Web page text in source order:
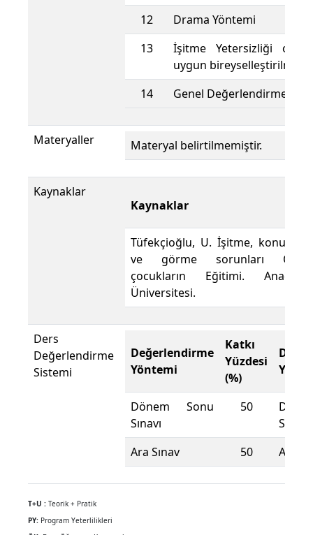
12
Drama Yöntemi
13
İşitme Yetersizliği olan
uygun bireyselleştirilmiş
14
Genel Değerlendirme
Materyaller Materyal belirtilmemiştir.
Kaynaklar
Kaynaklar
Tüfekçioğlu, U. İşitme, konuşma
ve görme sorunları Olan
çocukların Eğitimi. Anadolu
Üniversitesi.
Ders
Değerlendirme
Sistemi
Değerlendirme
Yöntemi
Katkı
Yüzdesi
(%)
Dönem Sonu
Sınavı
50
Sınavı
Ara Sınav
50 Ara
T+U : Teorik + Pratik
PY: Program Yeterlilikleri